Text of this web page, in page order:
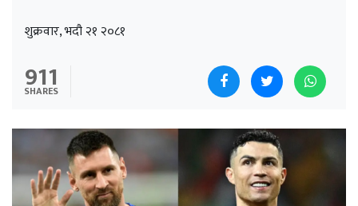
शुक्रवार, भदौ २१ २०८१
911
SHARES